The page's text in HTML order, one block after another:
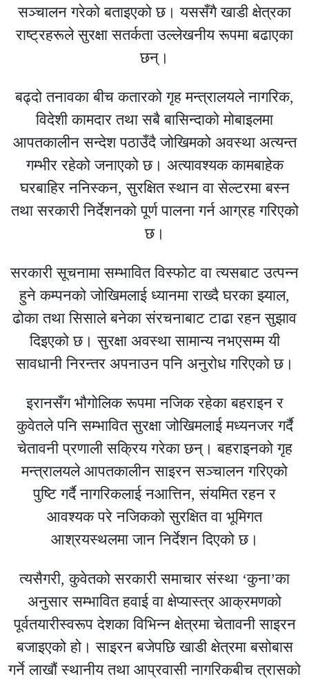
सञ्चालन गरेको बताइएको छ। यससँगै खाडी क्षेत्रका
राष्ट्रहरूले सुरक्षा सतर्कता उल्लेखनीय रूपमा बढाएका
छन्।
बढ्दो तनावका बीच कतारको गृह मन्त्रालयले नागरिक,
विदेशी कामदार तथा सबै बासिन्दाको मोबाइलमा
आपतकालीन सन्देश पठाउँदै जोखिमको अवस्था अत्यन्त
गम्भीर रहेको जनाएको छ। अत्यावश्यक कामबाहेक
घरबाहिर ननिस्कन, सुरक्षित स्थान वा सेल्टरमा बस्न
तथा सरकारी निर्देशनको पूर्ण पालना गर्न आग्रह गरिएको
छ।
सरकारी सूचनामा सम्भावित विस्फोट वा त्यसबाट उत्पन्न
हुने कम्पनको जोखिमलाई ध्यानमा राख्दै घरका झ्याल,
ढोका तथा सिसाले बनेका संरचनाबाट टाढा रहन सुझाव
दिइएको छ। सुरक्षा अवस्था सामान्य नभएसम्म यी
सावधानी निरन्तर अपनाउन पनि अनुरोध गरिएको छ।
इरानसँग भौगोलिक रूपमा नजिक रहेका बहराइन र
कुवेतले पनि सम्भावित सुरक्षा जोखिमलाई मध्यनजर गर्दै
चेतावनी प्रणाली सक्रिय गरेका छन्। बहराइनको गृह
मन्त्रालयले आपतकालीन साइरन सञ्चालन गरिएको
पुष्टि गर्दै नागरिकलाई नआत्तिन, संयमित रहन र
आवश्यक परे नजिकको सुरक्षित वा भूमिगत
आश्रयस्थलमा जान निर्देशन दिएको छ।
त्यसैगरी, कुवेतको सरकारी समाचार संस्था ‘कुना’का
अनुसार सम्भावित हवाई वा क्षेप्यास्त्र आक्रमणको
पूर्वतयारीस्वरूप देशका विभिन्न क्षेत्रमा चेतावनी साइरन
बजाइएको हो। साइरन बजेपछि खाडी क्षेत्रमा बसोबास
गर्ने लाखौं स्थानीय तथा आप्रवासी नागरिकबीच त्रासको